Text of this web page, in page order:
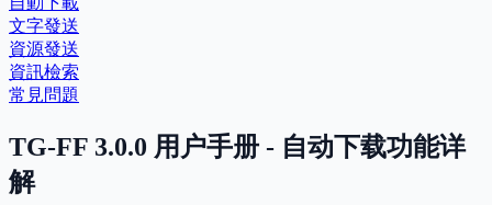
文字發送
資源發送
資訊檢索
常見問題
TG-FF 3.0.0 用户手册 - 自动下载功能详
解